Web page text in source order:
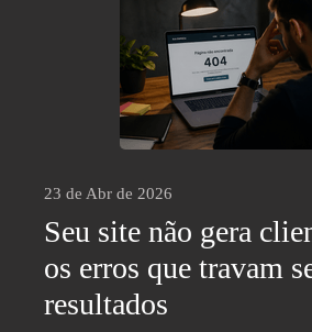
23 de Abr de 2026
Seu site não gera
os erros que travam
resultados